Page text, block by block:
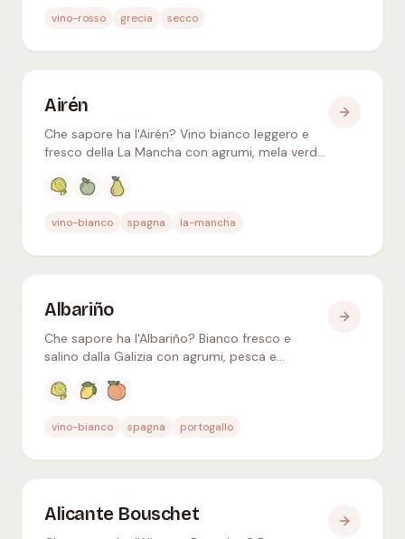
vino-rosso grecia secco
Airén
Che sapore ha l'Airén? Vino bianco leggero e
fresco della La Mancha con agrumi, mela verde
bere giovane.
Aromi tipici
vino-bianco spagna la-mancha
Albariño
Che sapore ha l'Albariño? Bianco fresco e
salino dalla Galizia con agrumi, pesca e
Baixas & Vinho Verde.
Aromi tipici
vino-bianco spagna portogallo
Alicante Bouschet